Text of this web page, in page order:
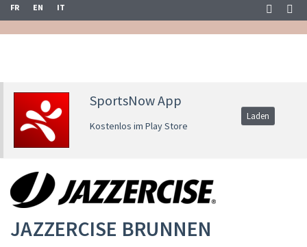
FR EN IT
SportsNow App
Kostenlos im Play Store
Laden
JAZZERCISE BRUNNEN